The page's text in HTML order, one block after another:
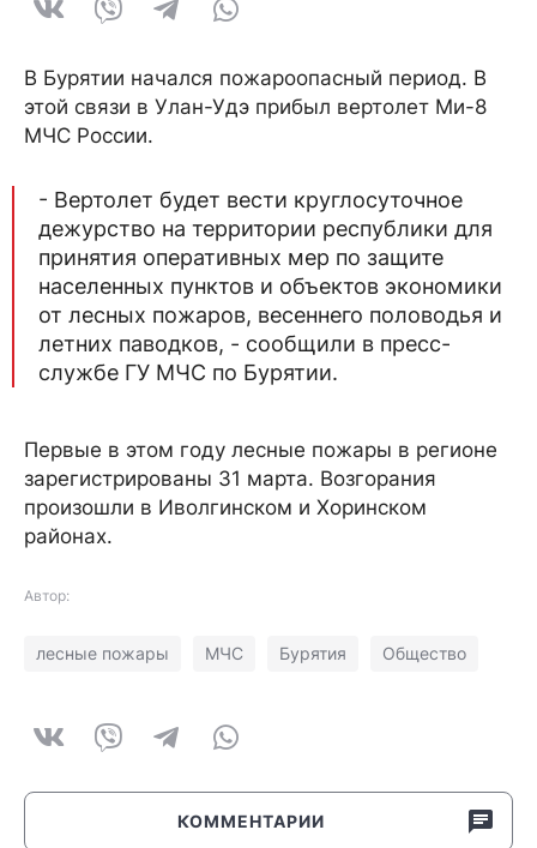
В Бурятии начался пожароопасный период. В
этой связи в Улан-Удэ прибыл вертолет Ми-8
МЧС России.
- Вертолет будет вести круглосуточное
дежурство на территории республики для
принятия оперативных мер по защите
населенных пунктов и объектов экономики
от лесных пожаров, весеннего половодья и
летних паводков, - сообщили в пресс-
службе ГУ МЧС по Бурятии.
Первые в этом году лесные пожары в регионе
зарегистрированы 31 марта. Возгорания
произошли в Иволгинском и Xopинcкoм
районах.
Автор:
лесные пожары МЧС Бурятия Общество
КОММЕНТАРИИ